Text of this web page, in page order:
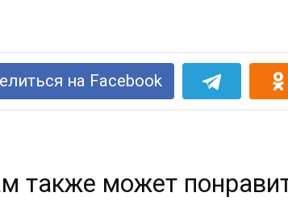
на Facebook
также может